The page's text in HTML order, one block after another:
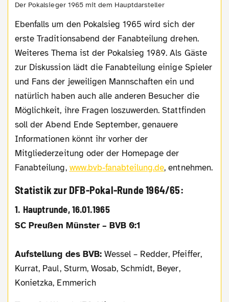
Der Pokalsieger 1965 mit dem Hauptdarsteller
Ebenfalls um den Pokalsieg 1965 wird sich der
erste Traditionsabend der Fanabteilung drehen.
Weiteres Thema ist der Pokalsieg 1989. Als Gäste
zur Diskussion lädt die Fanabteilung einige Spieler
und Fans der jeweiligen Mannschaften ein und
natürlich haben auch alle anderen Besucher die
Möglichkeit, ihre Fragen loszuwerden. Stattfinden
soll der Abend Ende September, genauere
Informationen könnt ihr vorher der
Mitgliederzeitung oder der Homepage der
Fanabteilung, www.bvb-fanabteilung.de, entnehmen.
Statistik zur DFB-Pokal-Runde 1964/65:
1. Hauptrunde, 16.01.1965
SC Preußen Münster – BVB 0:1
Aufstellung des BVB: Wessel – Redder, Pfeiffer,
Kurrat, Paul, Sturm, Wosab, Schmidt, Beyer,
Konietzka, Emmerich